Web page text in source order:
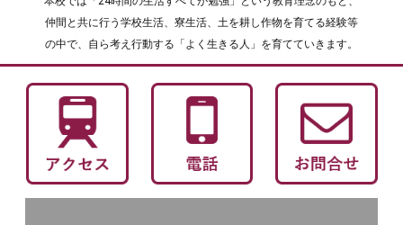
仲間と共に行う学校生活、寮生活、土を耕し作物を育てる経験等
の中で、自ら考え行動する「よく生きる人」を育てていきます。